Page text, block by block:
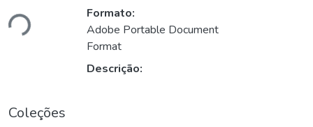
Formato:
Adobe Portable Document
Format
Descrição:
Coleções